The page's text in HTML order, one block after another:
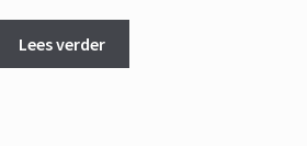
Lees verder